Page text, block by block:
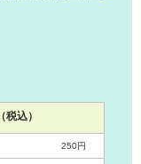
（税込）
250円